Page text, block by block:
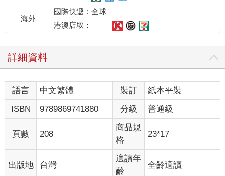
海外
國際快遞：全球
港澳店取：
詳細資料
語言 中文繁體 裝訂
紙本平裝
ISBN
9789869741880 分級 普通級
頁數 208
商品規
格
23*17
出版地 台灣
適讀年
齡
全齡適讀